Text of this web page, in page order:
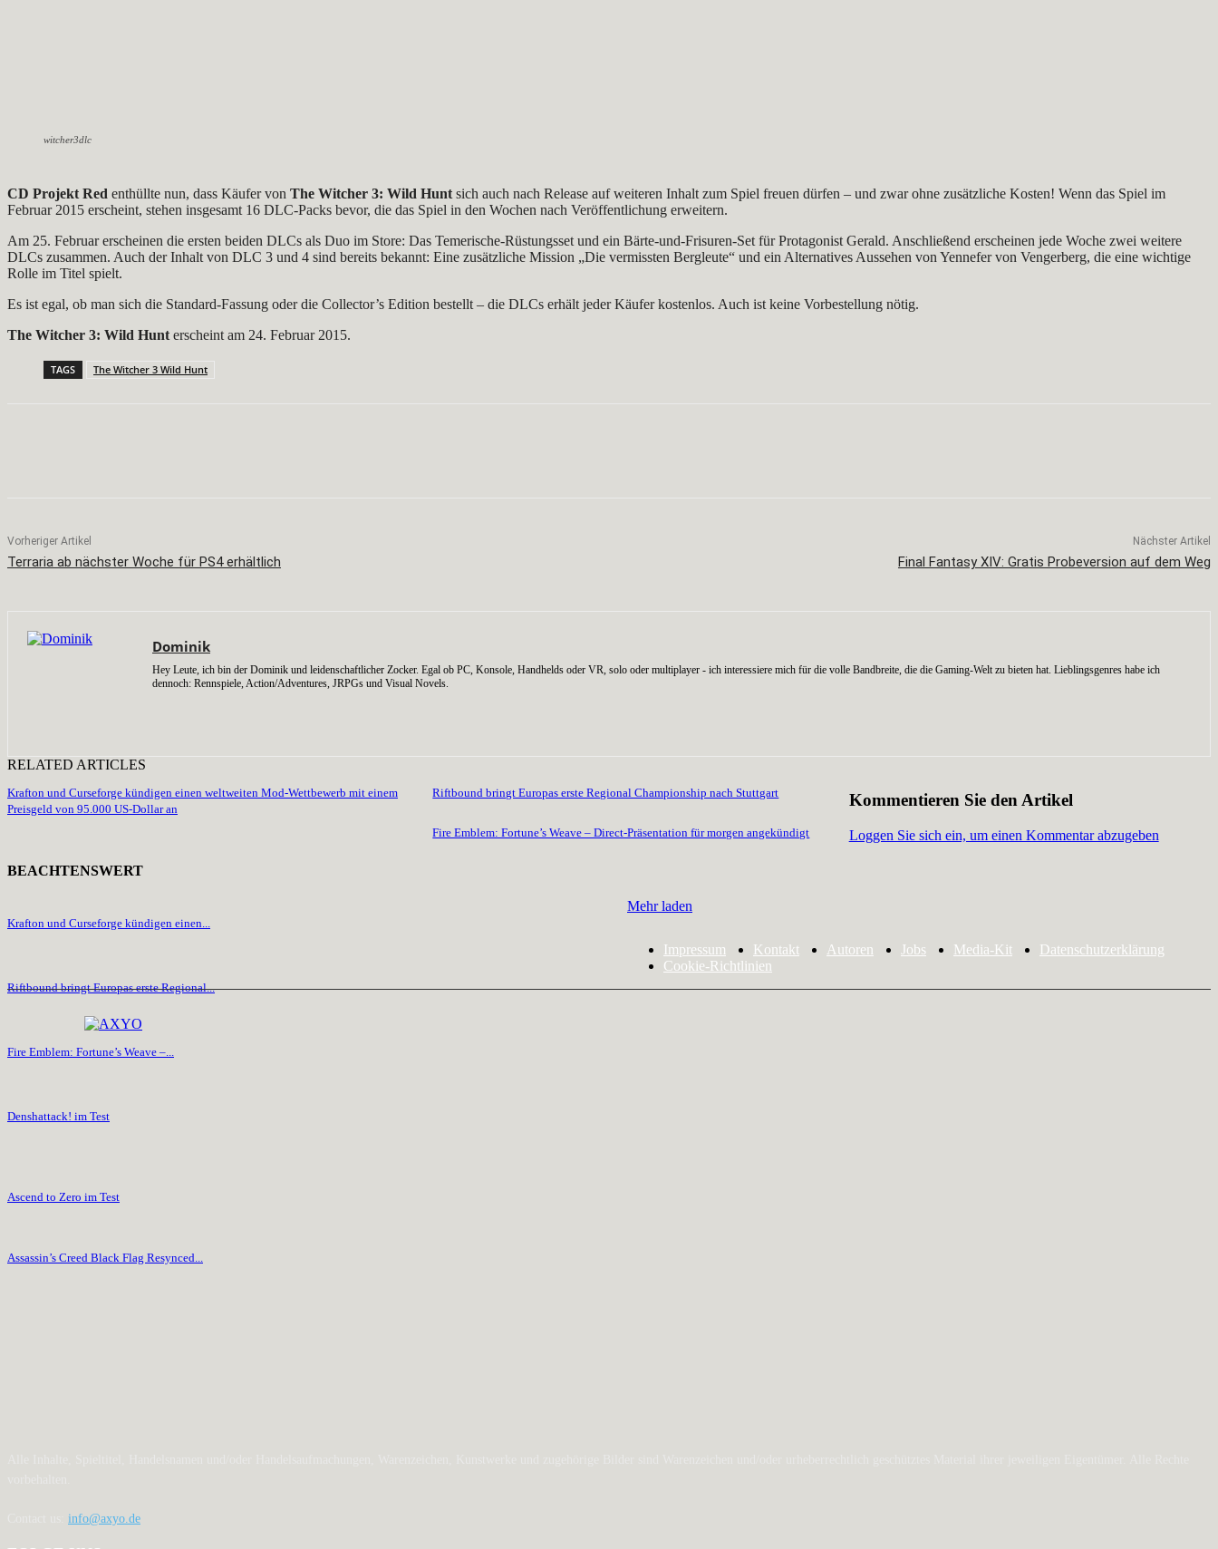
witcher3dlc
CD Projekt Red enthüllte nun, dass Käufer von The Witcher 3: Wild Hunt sich auch nach Release auf weiteren Inhalt zum Spiel freuen dürfen – und zwar ohne zusätzliche Kosten! Wenn das Spiel im
Februar 2015 erscheint, stehen insgesamt 16 DLC-Packs bevor, die das Spiel in den Wochen nach Veröffentlichung erweitern.
Am 25. Februar erscheinen die ersten beiden DLCs als Duo im Store: Das Temerische-Rüstungsset und ein Bärte-und-Frisuren-Set für Protagonist Gerald. Anschließend erscheinen jede Woche zwei weitere
DLCs zusammen. Auch der Inhalt von DLC 3 und 4 sind bereits bekannt: Eine zusätzliche Mission „Die vermissten Bergleute“ und ein Alternatives Aussehen von Yennefer von Vengerberg, die eine wichtige
Rolle im Titel spielt.
Es ist egal, ob man sich die Standard-Fassung oder die Collector’s Edition bestellt – die DLCs erhält jeder Käufer kostenlos. Auch ist keine Vorbestellung nötig.
The Witcher 3: Wild Hunt erscheint am 24. Februar 2015.
TAGS The Witcher 3 Wild Hunt
Vorheriger Artikel
Terraria ab nächster Woche für PS4 erhältlich
Nächster Artikel
Final Fantasy XIV: Gratis Probeversion auf dem Weg
Dominik
Hey Leute, ich bin der Dominik und leidenschaftlicher Zocker. Egal ob PC, Konsole, Handhelds oder VR, solo oder multiplayer - ich interessiere mich für die volle Bandbreite, die die Gaming-Welt zu bieten hat. Lieblingsgenres habe ich
dennoch: Rennspiele, Action/Adventures, JRPGs und Visual Novels.
RELATED ARTICLES
Krafton und Curseforge kündigen einen weltweiten Mod-Wettbewerb mit einem
Preisgeld von 95.000 US-Dollar an
Riftbound bringt Europas erste Regional Championship nach Stuttgart
Fire Emblem: Fortune’s Weave – Direct-Präsentation für morgen angekündigt
Kommentieren Sie den Artikel
Loggen Sie sich ein, um einen Kommentar abzugeben
BEACHTENSWERT
Krafton und Curseforge kündigen einen...
Riftbound bringt Europas erste Regional...
Fire Emblem: Fortune’s Weave –...
Denshattack! im Test
Ascend to Zero im Test
Assassin’s Creed Black Flag Resynced...
Mehr laden
Impressum Kontakt Autoren Jobs Media-Kit
Datenschutzerklärung
Cookie-Richtlinien
info@axyo.de